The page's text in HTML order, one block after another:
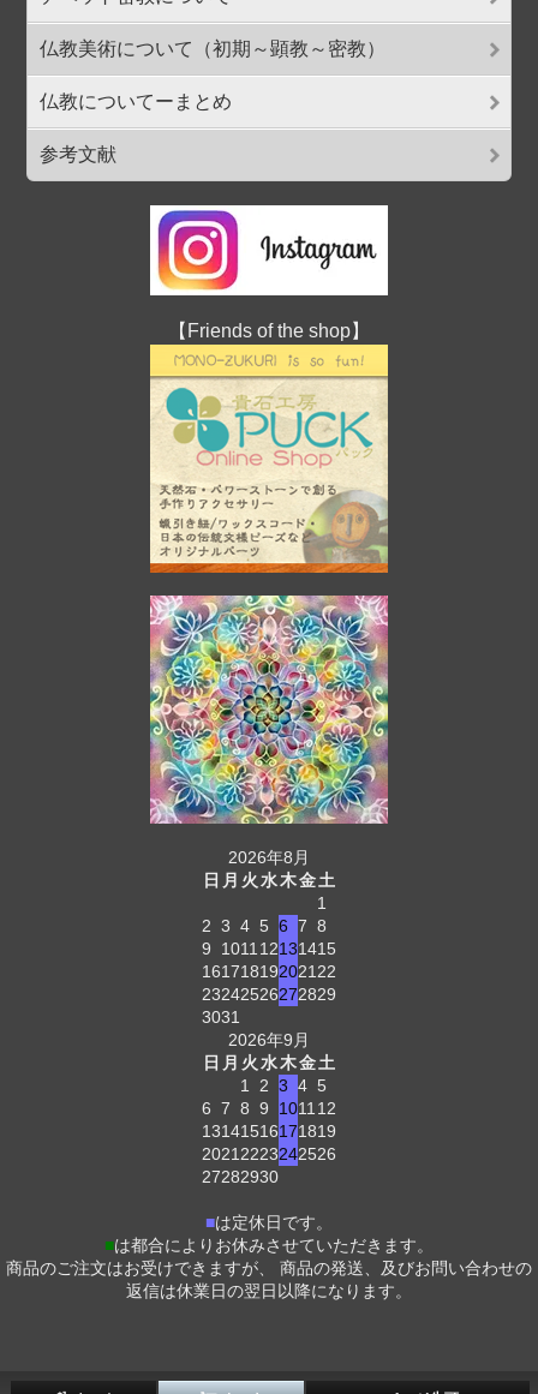
仏教美術について（初期～顕教～密教）
仏教についてーまとめ
参考文献
【Friends of the shop】
2026年8月
日 月 火水木金土
1
2 3 4 5 6 7 8
9
1011 12131415
161718192021 22
23242526272829
3031
2026年9月
日 月 火水木金土
1
2 3 4 5
6 7 8 9 1011 12
13141516171819
2021 2223242526
27282930
■は定休日です。
■は都合によりお休みさせていただきます。
商品のご注文はお受けできますが、 商品の発送、及びお問い合わせの
返信は休業日の翌日以降になります。